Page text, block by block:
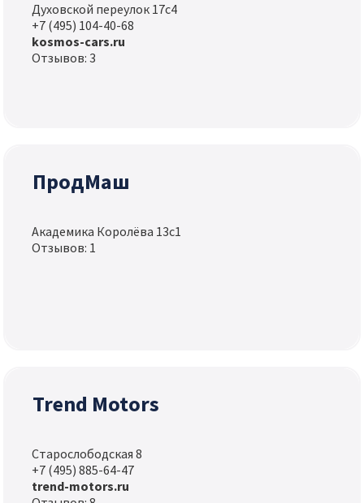
Духовской переулок 17с4
+7 (495) 104-40-68
kosmos-cars.ru
Отзывов: 3
ПродМаш
Академика Королёва 13с1
Отзывов: 1
Trend Motors
Старослободская 8
+7 (495) 885-64-47
trend-motors.ru